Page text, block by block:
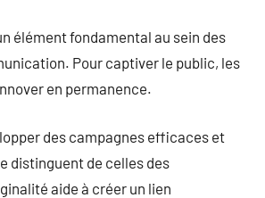
élément fondamental au sein des
Pour captiver le public, les
en permanence.
des campagnes efficaces et
distinguent de celles des
aide à créer un lien